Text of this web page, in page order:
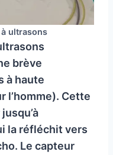
ultrasons
brève
à haute
l’homme). Cette
la réfléchit vers
Le capteur